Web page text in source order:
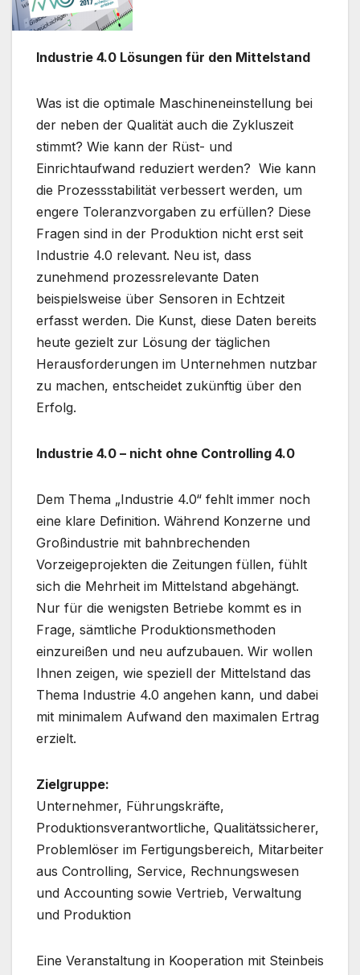
Industrie 4.0 Lösungen für den Mittelstand
Was ist die optimale Maschineneinstellung bei
der neben der Qualität auch die Zykluszeit
stimmt? Wie kann der Rüst- und
Einrichtaufwand reduziert werden? Wie kann
die Prozessstabilität verbessert werden, um
engere Toleranzvorgaben zu erfüllen? Diese
Fragen sind in der Produktion nicht erst seit
Industrie 4.0 relevant. Neu ist, dass
zunehmend prozessrelevante Daten
beispielsweise über Sensoren in Echtzeit
erfasst werden. Die Kunst, diese Daten bereits
heute gezielt zur Lösung der täglichen
Herausforderungen im Unternehmen nutzbar
zu machen, entscheidet zukünftig über den
Erfolg.
Industrie 4.0 – nicht ohne Controlling 4.0
Dem Thema „Industrie 4.0“ fehlt immer noch
eine klare Definition. Während Konzerne und
Großindustrie mit bahnbrechenden
Vorzeigeprojekten die Zeitungen füllen, fühlt
sich die Mehrheit im Mittelstand abgehängt.
Nur für die wenigsten Betriebe kommt es in
Frage, sämtliche Produktionsmethoden
einzureißen und neu aufzubauen. Wir wollen
Ihnen zeigen, wie speziell der Mittelstand das
Thema Industrie 4.0 angehen kann, und dabei
mit minimalem Aufwand den maximalen Ertrag
erzielt.
Zielgruppe:
Unternehmer, Führungskräfte,
Produktionsverantwortliche, Qualitätssicherer,
Problemlöser im Fertigungsbereich, Mitarbeiter
aus Controlling, Service, Rechnungswesen
und Accounting sowie Vertrieb, Verwaltung
und Produktion
Eine Veranstaltung in Kooperation mit Steinbeis